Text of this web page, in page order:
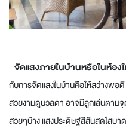
จัดแสงภายในบ้านหรือในห้อง
กับการจัดแสงในบ้านคือให้สว่างพอ
สวยงามดูนวลตา อาจมีลูกเล่นตาม
สวยๆบ้าง แสงประดิษฐ์สีสันสดใสบา